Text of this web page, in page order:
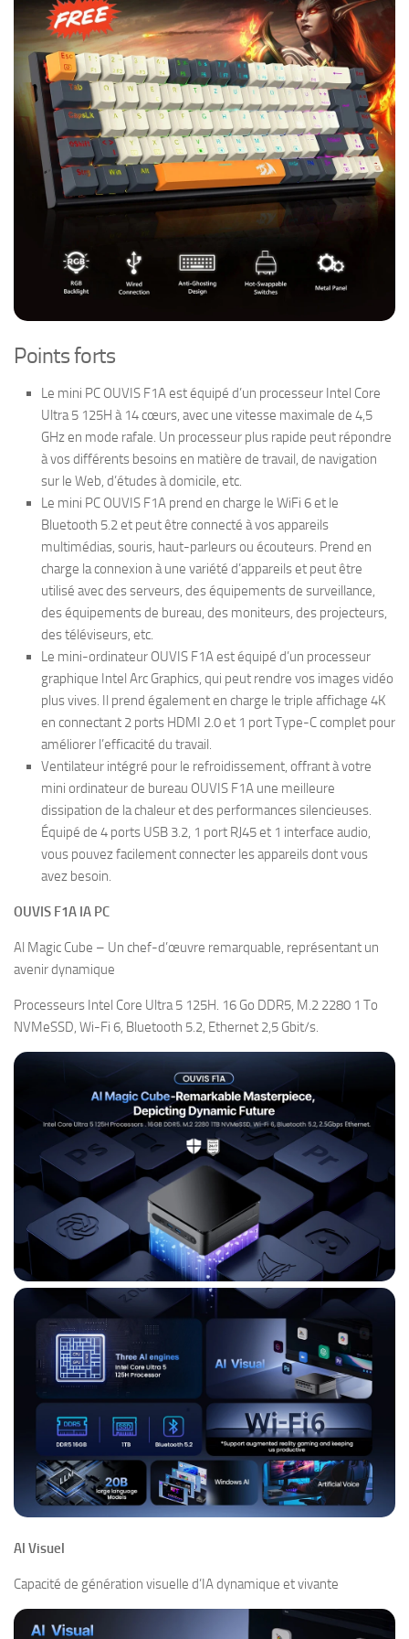
Points forts
Le mini PC OUVIS F1A est équipé d’un processeur Intel Core
Ultra 5 125H à 14 cœurs, avec une vitesse maximale de 4,5
GHz en mode rafale. Un processeur plus rapide peut répondre
à vos différents besoins en matière de travail, de navigation
sur le Web, d’études à domicile, etc.
Le mini PC OUVIS F1A prend en charge le WiFi 6 et le
Bluetooth 5.2 et peut être connecté à vos appareils
multimédias, souris, haut-parleurs ou écouteurs. Prend en
charge la connexion à une variété d’appareils et peut être
utilisé avec des serveurs, des équipements de surveillance,
des équipements de bureau, des moniteurs, des projecteurs,
des téléviseurs, etc.
Le mini-ordinateur OUVIS F1A est équipé d’un processeur
graphique Intel Arc Graphics, qui peut rendre vos images vidéo
plus vives. Il prend également en charge le triple affichage 4K
en connectant 2 ports HDMI 2.0 et 1 port Type-C complet pour
améliorer l’efficacité du travail.
Ventilateur intégré pour le refroidissement, offrant à votre
mini ordinateur de bureau OUVIS F1A une meilleure
dissipation de la chaleur et des performances silencieuses.
Équipé de 4 ports USB 3.2, 1 port RJ45 et 1 interface audio,
vous pouvez facilement connecter les appareils dont vous
avez besoin.
OUVIS F1A IA PC
Al Magic Cube – Un chef-d’œuvre remarquable, représentant un
avenir dynamique
Processeurs Intel Core Ultra 5 125H. 16 Go DDR5, M.2 2280 1 To
NVMeSSD, Wi-Fi 6, Bluetooth 5.2, Ethernet 2,5 Gbit/s.
Al Visuel
Capacité de génération visuelle d’IA dynamique et vivante